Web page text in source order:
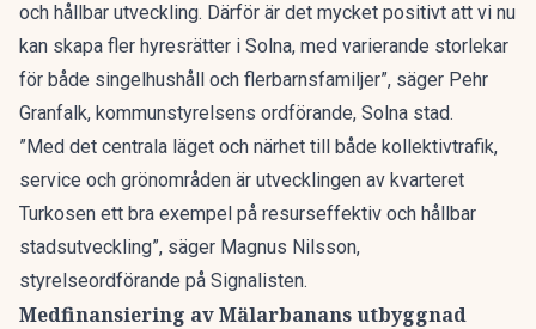
och hållbar utveckling. Därför är det mycket positivt att vi nu
kan skapa fler hyresrätter i Solna, med varierande storlekar
för både singelhushåll och flerbarnsfamiljer”, säger Pehr
Granfalk, kommunstyrelsens ordförande, Solna stad.
”Med det centrala läget och närhet till både kollektivtrafik,
service och grönområden är utvecklingen av kvarteret
Turkosen ett bra exempel på resurseffektiv och hållbar
stadsutveckling”, säger Magnus Nilsson,
styrelseordförande på Signalisten.
Medfinansiering av Mälarbanans utbyggnad